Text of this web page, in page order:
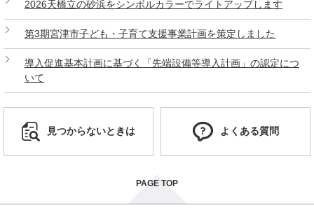
2026天橋立の砂浜をシンボルカラーでライトアップします
第3期宮津市子ども・子育て支援事業計画を策定しました
導入促進基本計画に基づく「先端設備等導入計画」の認定につ
いて
見つからないときは よくある質問
PAGE TOP